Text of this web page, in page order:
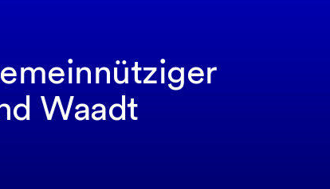
Waadt